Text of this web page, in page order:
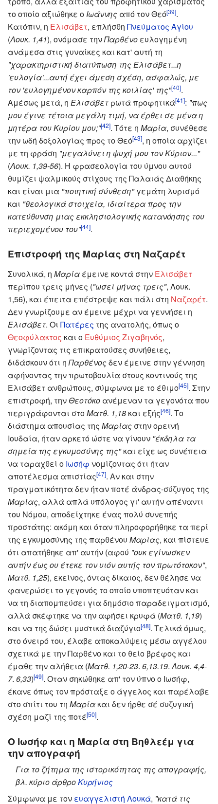
το οποίο αξιώθηκε ο Ιωάννης από τον Θεό[39].
Κατόπιν, η Ελισάβετ, επλήσθη Πνεύματος Αγίου
(Λουκ. 1,41), ονόμασε τηνΠαρθένο ευλογημένη
ανάμεσα στις γυναίκες και κατ' αυτή τη
"χαρακτηριστική διατύπωση της Ελισάβετ...η
'ευλογία'...αυτή έχει άμεση σχέση, ασφαλώς, με
τον 'ευλογημένον καρπόν της κοιλίας' της"[40].
Αμέσως μετά, η Ελισάβετ ρωτά προφητικά[41]: "πως
μου έγινε τέτοια μεγάλη τιμή, να έρθει σε μένα η
μητέρα του Κυρίου μου;"[42]. Τότε η Μαρία, συνέθεσε
την ωδή δοξολογίας προς το Θεό[43], η οποία αρχίζει
με τη φράση "μεγαλύνει η ψυχή μου τον Κύριον..."
(Λουκ. 1,39-56). Η φρασεολογία του ύμνου αυτού
θυμίζει ψαλμικούς στίχους της Παλαιάς Διαθήκης
και είναι μια "ποιητική σύνθεση"γεμάτη λυρισμό
και "θεολογικά στοιχεία, ιδιαίτερα προς την
κατεύθυνση μιας εκκλησιολογικής κατανόησης του
περιεχομένου του"[44].
Επιστροφή της Μαρίας στη Ναζαρέτ
Συνολικά, η Μαρία έμεινε κοντά στην Ελισάβετ
περίπου τρεις μήνες ("ωσεί μήνας τρεις", Λουκ.
1,56), και έπειτα επέστρεψε και πάλι στη Ναζαρέτ.
Δεν γνωρίζουμε αν έμεινε μέχρι να γεννήσει η
Ελισάβετ. Οι Πατέρες της ανατολής, όπως ο
Θεοφύλακτος και ο Ευθύμιος Ζιγαβηνός,
γνωρίζοντας τις επικρατούσες συνήθειες,
διδάσκουν ότι η Παρθένοςδεν έμεινε στην γέννηση
αφήνοντας την πρωτοβουλία στους κοντινούς της
Ελισάβετ ανθρώπους, σύμφωνα με το έθιμο[45]. Στην
επιστροφή, την Θεοτόκο ανέμεναν τα γεγονότα που
περιγράφονται στοΜατθ. 1,18 και εξής[46]. Το
διάστημα απουσίας της Μαρίας στην ορεινή
Ιουδαία, ήταν αρκετό ώστε να γίνουν "έκδηλα τα
σημεία της εγκυμοσύνης της"και είχε ως συνέπεια
να ταραχθεί ο Ιωσήφ νομίζοντας ότι ήταν
αποτέλεσμα απιστίας[47]. Αν και στην
πραγματικότητα δεν ήταν ποτέ άνδρας-σύζυγος της
Μαρίας, αλλά απλά υπόλογος γι' αυτήν απέναντι
του Νόμου, αποδείχτηκε ένας πολύ συνεπής
προστάτης: ακόμη και όταν πληροφορήθηκε τα περί
της εγκυμοσύνης της παρθένου Μαρίας, και πίστευε
ότι απατήθηκε απ' αυτήν (αφού "ουκ εγίνωσκεν
αυτήν έως ου έτεκε τον υιόν αυτής τον πρωτότοκον",
Ματθ. 1,25), εκείνος, όντας δίκαιος, δεν θέλησε να
φανερώσει το γεγονός το οποίο υποπτευόταν και
να τη διαπομπεύσει για δημόσιο παραδειγματισμό,
αλλά σκέφτηκε να την αφήσει κρυφά (Ματθ. 1,19)
και να της δώσει μυστικά διαζύγιο[48]. Tελικά όμως,
στο όνειρό του, έλαβε αποκαλύψεις μέσω αγγέλου
σχετικά με την Παρθένο και το θείο βρέφος και
έμαθε την αλήθεια (Ματθ. 1,20-23. 6,13.19. Λουκ. 4,4-
7. 6,33)[49]. Οταν σηκώθηκε απ' τον ύπνο ο Ιωσήφ,
έκανε όπως τον πρόσταξε ο άγγελος και παρέλαβε
στο σπίτι του τη Μαρία και δεν ήρθε σέ συζυγική
σχέση μαζί της ποτέ[50].
Ο Ιωσήφ και η Μαρία στη Βηθλεέμ για
την απογραφή
Για το ζήτημα της ιστορικότητας της απογραφής,
βλ. κύριο άρθροΚυρήνιος
Σύμφωνα με τον ευαγγελιστή Λουκά, "κατά τις